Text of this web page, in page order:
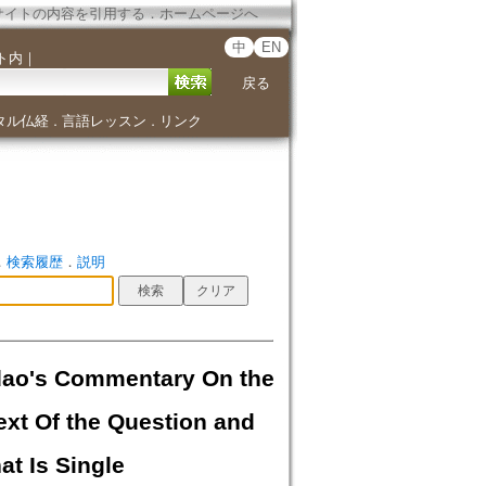
イトの内容を引用する ． ホームページへ
内 ｜
中 EN
戻る
ル仏経． 言語レッスン ． リンク
検索履歴． 説明
Commentary On the
Of the Question and
Is Single